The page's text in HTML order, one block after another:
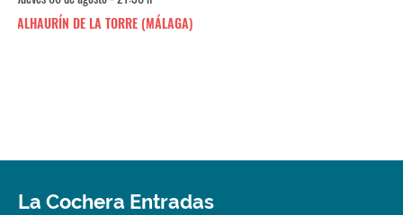
ALHAURÍN DE LA TORRE (MÁLAGA)
La Cochera Entradas